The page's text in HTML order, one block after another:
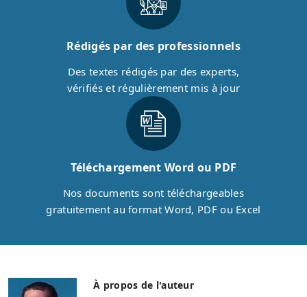
Rédigés par des professionnels
Des textes rédigés par des experts,
vérifiés et régulièrement mis à jour
Téléchargement Word ou PDF
Nos documents sont téléchargeables
gratuitement au format Word, PDF ou Excel
À propos de l'auteur